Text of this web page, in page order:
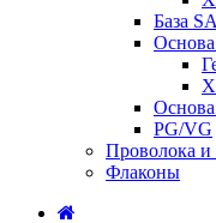
База
PG/VG
Проволока и
Флаконы